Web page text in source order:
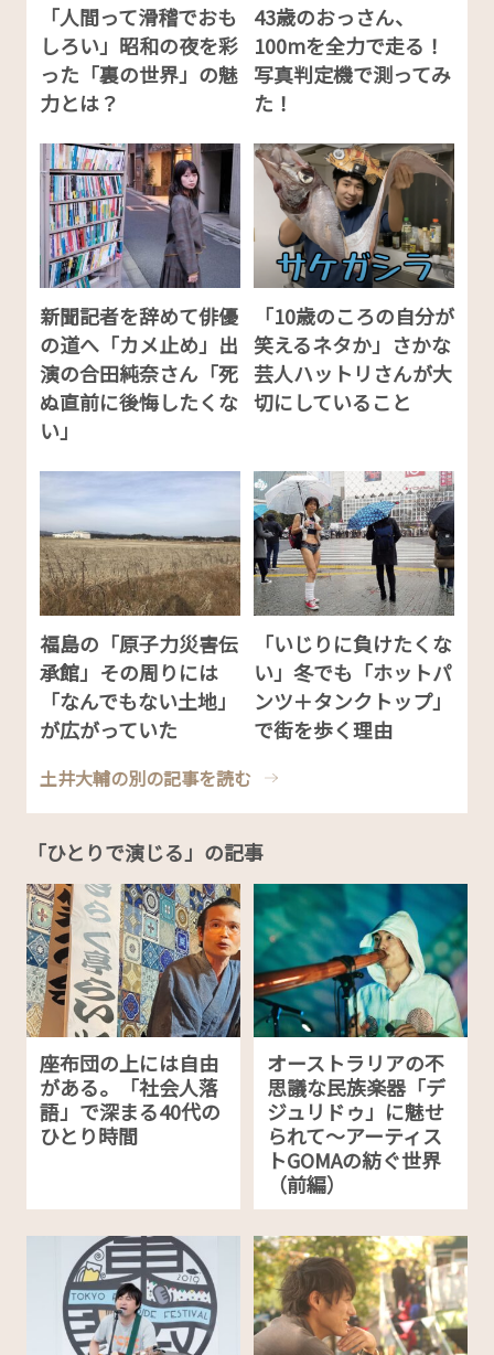
「人間って滑稽でおも
しろい」昭和の夜を彩
った「裏の世界」の魅
力とは？
43歳のおっさん、
100mを全力で走る！
写真判定機で測ってみ
た！
新聞記者を辞めて俳優
の道へ「カメ止め」出
演の合田純奈さん「死
ぬ直前に後悔したくな
い」
「10歳のころの自分が
笑えるネタか」さかな
芸人ハットリさんが大
切にしていること
福島の「原子力災害伝
承館」その周りには
「なんでもない土地」
が広がっていた
「いじりに負けたくな
い」冬でも「ホットパ
ンツ＋タンクトップ」
で街を歩く理由
土井大輔の別の記事を読む
「ひとりで演じる」の記事
座布団の上には自由
がある。「社会人落
語」で深まる40代の
ひとり時間
オーストラリアの不
思議な民族楽器「デ
ジュリドゥ」に魅せ
られて〜アーティス
トGOMAの紡ぐ世界
（前編）